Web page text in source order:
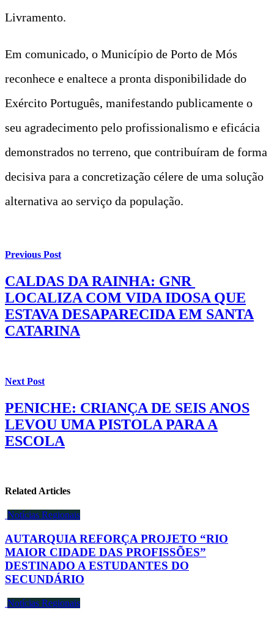
Livramento.
Em comunicado, o Município de Porto de Mós
reconhece e enaltece a pronta disponibilidade do
Exército Português, manifestando publicamente o
seu agradecimento pelo profissionalismo e eficácia
demonstrados no terreno, que contribuíram de forma
decisiva para a concretização célere de uma solução
alternativa ao serviço da população.
Previous Post
CALDAS DA RAINHA: GNR
LOCALIZA COM VIDA IDOSA QUE
ESTAVA DESAPARECIDA EM SANTA
CATARINA
Next Post
PENICHE: CRIANÇA DE SEIS ANOS
LEVOU UMA PISTOLA PARA A
ESCOLA
Related Articles
Notícias Regionais
AUTARQUIA REFORÇA PROJETO “RIO
MAIOR CIDADE DAS PROFISSÕES”
DESTINADO A ESTUDANTES DO
SECUNDÁRIO
Notícias Regionais